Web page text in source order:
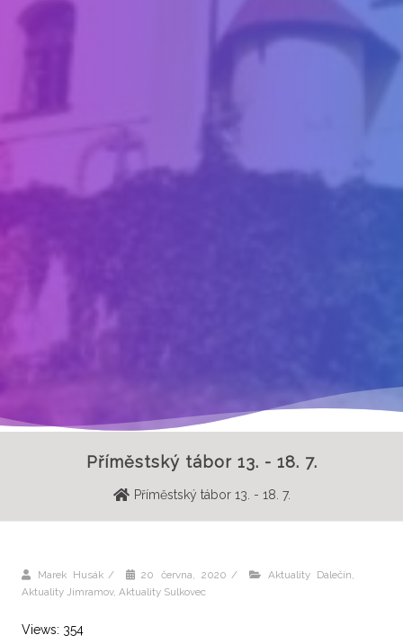
Příměstský tábor 13. - 18. 7.
Příměstský tábor 13. - 18. 7.
Marek Husák / 20 června, 2020 / Aktuality Dalečín
Aktuality Jimramov, Aktuality Sulkovec
Views: 354